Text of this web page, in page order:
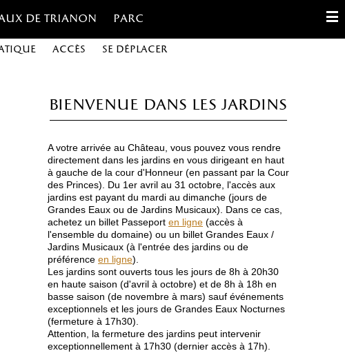
de trianon Parc
Accès Se déplacer
Español
Gestion des cookies
Contact
Bienvenue dans les jardins
A votre arrivée au Château, vous pouvez vous rendre
directement dans les jardins en vous dirigeant en haut
à gauche de la cour d'Honneur (en passant par la Cour
des Princes). Du 1er avril au 31 octobre, l'accès aux
jardins est payant du mardi au dimanche (jours de
Grandes Eaux ou de Jardins Musicaux). Dans ce cas,
achetez un billet Passeport en ligne (accès à
l'ensemble du domaine) ou un billet Grandes Eaux /
Jardins Musicaux (à l'entrée des jardins ou de
préférence en ligne).
Les jardins sont ouverts tous les jours de 8h à 20h30
en haute saison (d'avril à octobre) et de 8h à 18h en
basse saison (de novembre à mars) sauf événements
exceptionnels et les jours de Grandes Eaux Nocturnes
(fermeture à 17h30).
Attention, la fermeture des jardins peut intervenir
exceptionnellement à 17h30 (dernier accès à 17h).